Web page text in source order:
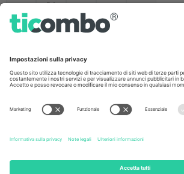
Ticombo Italia
Mimi Balkanska 132, 1540, Sofia,
base alla località, all'evento e/o al dominio.
pagina specifica dell'evento, l'impronta e i